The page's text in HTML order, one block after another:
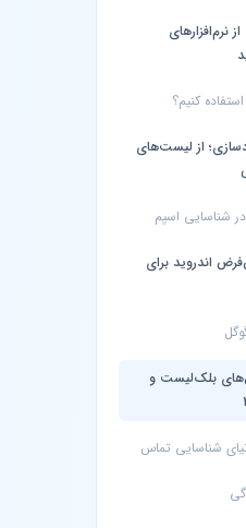
نرم‌افزارهای
کنیم؟
از لیست‌های
اسپم
اندروید برای
بلک‌لیست و